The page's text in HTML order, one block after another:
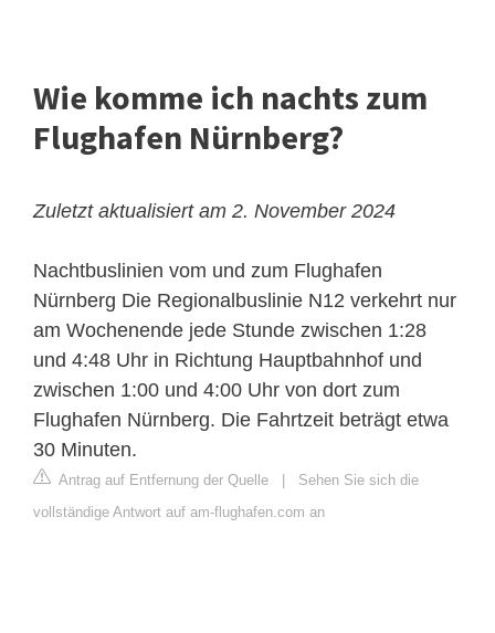
Wie komme ich nachts zum
Flughafen Nürnberg?
Zuletzt aktualisiert am 2. November 2024
Nachtbuslinien vom und zum Flughafen
Nürnberg Die Regionalbuslinie N12 verkehrt nur
am Wochenende jede Stunde zwischen 1:28
und 4:48 Uhr in Richtung Hauptbahnhof und
zwischen 1:00 und 4:00 Uhr von dort zum
Flughafen Nürnberg. Die Fahrtzeit beträgt etwa
30 Minuten.
Antrag auf Entfernung der Quelle
Sehen Sie sich die
vollständige Antwort auf am-flughafen.com an